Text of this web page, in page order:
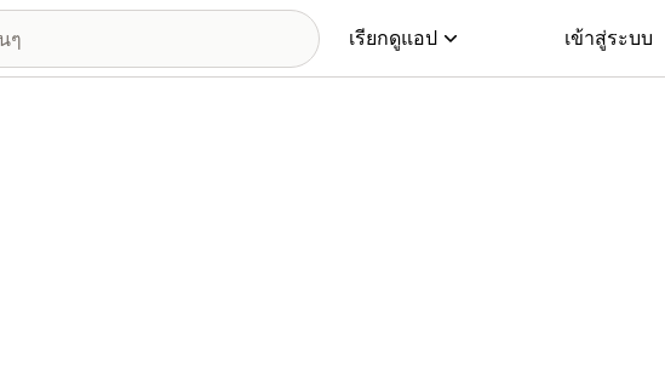
เรียกดูแอป เข้าสู่ระบบ